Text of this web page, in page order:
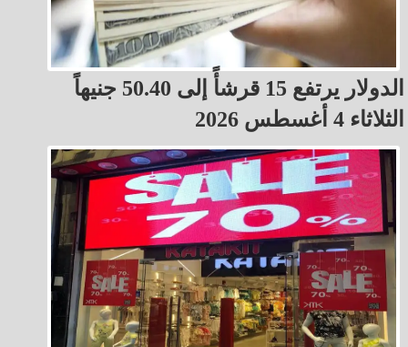
الدولار يرتفع 15 قرشأً إلى 50.40 جنيهاً
الثلاثاء 4 أغسطس 2026